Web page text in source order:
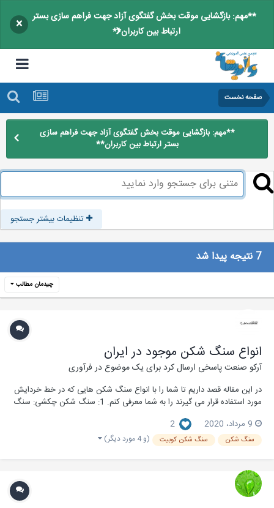
**مهم: بازگشایی موقت بخش گفتگوی آزاد جهت فراهم سازی بستر
ارتباط بین کاربران**
×
صفحه نخست
**مهم: بازگشایی موقت بخش گفتگوی آزاد جهت فراهم سازی
بستر ارتباط بین کاربران**
تنظیمات بیشتر جستجو
چیدمان مطالب
انواع سنگ شکن موجود در ایران
آرکو صنعتپاسخی ارسال کرد برای یک موضوع درفرآوری
در این مقاله قصد داریم تا شما را با انواع سنگ شکن هایی که در خط خردایش
مورد استفاده قرار می گیرند را به شما معرفی کنم. 1: سنگ شکن چکشی: سنگ
خرد کننده محسوب می شوند. این دستگاه ها از اصل ضربه زدن برای خرد کردن
سنگ ها استفا...
9 مرداد، 2020 2
سنگ شکن سنگ شکن کوبیت (و 4 مورد دیگر)